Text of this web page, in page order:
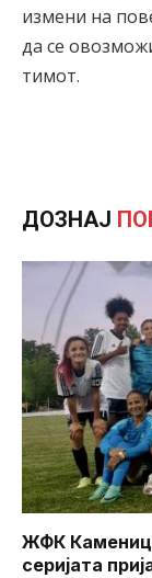
измени на
да се
тимот.
ДОЗНАЈ
ЖФК
серијата